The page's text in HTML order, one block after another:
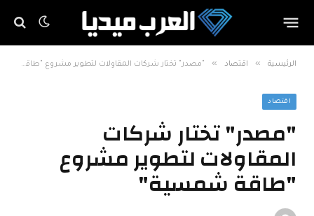
الرئيسية » اقتصاد » "مصدر" تختار شركات المقاولات لتطوير مشروع "طاقة شمسية"
اقتصاد
"مصدر" تختار شركات
المقاولات لتطوير مشروع
"طاقة شمسية"